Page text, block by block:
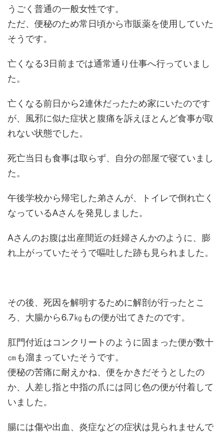
うごく普通の一般女性です。
ただ、便秘のため常日頃から市販薬を使用していた
そうです。
亡くなる3日前までは通常通り仕事へ行っていまし
た。
亡くなる前日から2連休だったため家にいたのです
が、風邪に似た症状と腹痛を訴えほとんど食事が取
れない状態でした。
死亡当日も食事は取らず、自分の部屋で寝ていまし
た。
午後学校から帰宅した弟さんが、トイレで倒れ亡く
なっているAさんを発見しました。
Aさんのお腹は出産間近の妊婦さんかのように、膨
れ上がっていたそうで嘔吐した跡も見られました。
その後、死因を解明するために解剖が行ったとこ
ろ、大腸から6.7㎏もの便が出てきたのです。
肛門付近はコンクリートのように固まった便が数十
㎝も溜まっていたそうです。
便秘の苦痛に耐えかね、便をかきだそうとしたの
か、人差し指と中指の爪には同じ色の便が付着して
いました。
腸には傷や出血、炎症などの症状は見られませんで